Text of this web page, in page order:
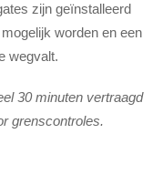
zijn geïnstalleerd
worden en een
wegvalt.
30 minuten vertraagd
grenscontroles.